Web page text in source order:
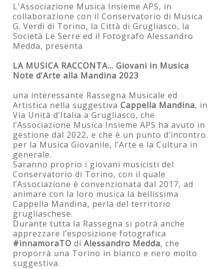
L'Associazione Musica Insieme APS, in
collaborazione con il Conservatorio di Musica
G. Verdi di Torino, la Città di Grugliasco, la
Società Le Serre ed il Fotografo Alessandro
Medda, presenta
LA MUSICA RACCONTA… Giovani in Musica
Note d’Arte alla Mandina 2023
una interessante Rassegna Musicale ed
Artistica nella suggestivaCappella Mandina, in
Via Unità d’Italia a Grugliasco, che
l’Associazione Musica Insieme APS ha avuto in
gestione dal 2022, e che è un punto d’incontro
per la Musica Giovanile, l’Arte e la Cultura in
generale.
Saranno proprio i giovani musicisti del
Conservatorio di Torino, con il quale
l’Associazione è convenzionata dal 2017, ad
animare con la loro musica la bellissima
Cappella Mandina, perla del territorio
grugliaschese.
Durante tutta la Rassegna si potrà anche
apprezzare l’esposizione fotografica
#innamoraTO diAlessandro Medda, che
proporrà una Torino in bianco e nero molto
suggestiva.